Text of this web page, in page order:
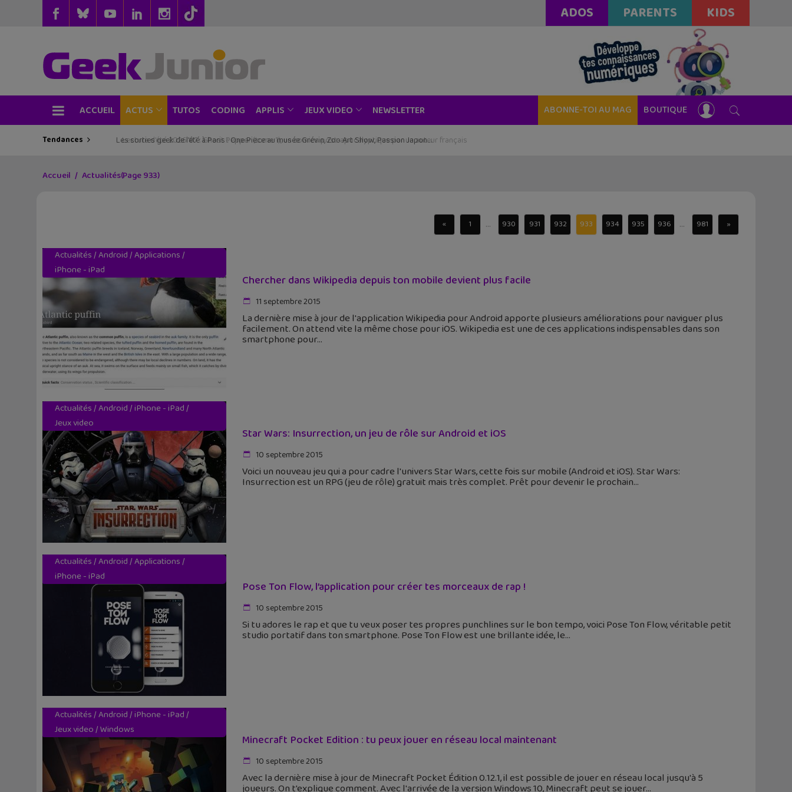
ADOS PARENTS KIDS
ACCUEIL ACTUS TUTOS CODING APPLIS JEUX VIDEO NEWSLETTER ABONNE-TOI AU MAG BOUTIQUE
Tendances Les sorties geek de l’été à Paris : One Piece au musée Grévin, Zoo Art Show, Passion Japon…
Accueil Actualités(Page 933)
« 1 ... 930 931 932 933 934 935 936 ... 981 »
Actualités/Android/Applications/
iPhone - iPad
Chercher dans Wikipedia depuis ton mobile devient plus facile
11 septembre 2015
La dernière mise à jour de l'application Wikipedia pour Android apporte plusieurs améliorations pour naviguer plus
facilement. On attend vite la même chose pour iOS. Wikipedia est une de ces applications indispensables dans son
smartphone pour
Actualités/Android/iPhone - iPad/
Jeux video
Star Wars: Insurrection, un jeu de rôle sur Android et iOS
10 septembre 2015
Voici un nouveau jeu qui a pour cadre l'univers Star Wars, cette fois sur mobile (Android et iOS). Star Wars:
Insurrection est un RPG (jeu de rôle) gratuit mais très complet. Prêt pour devenir le prochain
Actualités/Android/Applications/
iPhone - iPad
Pose Ton Flow, l’application pour créer tes morceaux de rap !
10 septembre 2015
Si tu adores le rap et que tu veux poser tes propres punchlines sur le bon tempo, voici Pose Ton Flow, véritable petit
studio portatif dans ton smartphone. Pose Ton Flow est une brillante idée, le
Actualités/Android/iPhone - iPad/
Jeux video/Windows
Minecraft Pocket Edition : tu peux jouer en réseau local maintenant
10 septembre 2015
Avec la dernière mise à jour de Minecraft Pocket Édition 0.12.1, il est possible de jouer en réseau local jusqu'à 5
joueurs. On t'explique comment. Avec l'arrivée de la version Windows 10, Minecraft peut se jouer